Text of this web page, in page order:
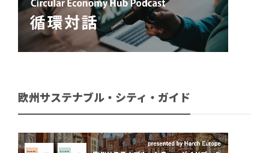
欧州サステナブル・シティ・ガイド